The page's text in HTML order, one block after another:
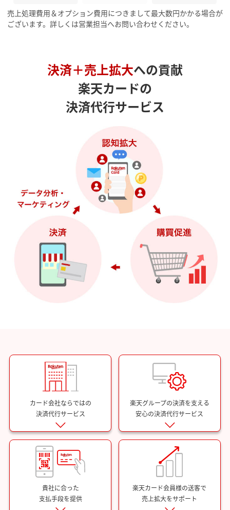
売上処理費用＆オプション費用につきまして最大数円かかる場合が
ございます。詳しくは営業担当へお問い合わせください。
決済＋売上拡大への貢献
楽天カードの
決済代行サービス
カード会社ならではの
決済代行サービス
楽天グループの決済を支える
安心の決済代行サービス
貴社に合った
支払手段を提供
楽天カード会員様の送客で
売上拡大をサポート